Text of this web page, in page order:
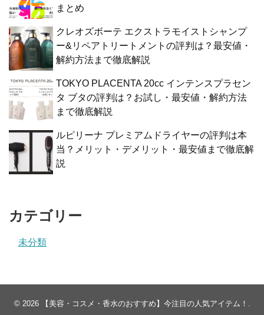
まとめ
クレオズボーテ エクストラモイストシャンプ
ー&リペアトリートメントの評判は？最安値・
解約方法まで徹底解説
TOKYO PLACENTA 20cc インテンスプラセン
タ ブタの評判は？お試し・最安値・解約方法
まで徹底解説
ルピリーナ プレミアムドライヤーの評判は本
当？メリット・デメリット・最安値まで徹底解
説
カテゴリー
未分類
© 2026 【美容・コスメ・香水のおすすめ】今注目の人気アイテム！ .